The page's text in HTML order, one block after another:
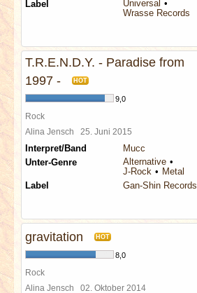
Label
Universal
Wrasse Records
T.R.E.N.D.Y. - Paradise from
1997 -
HOT
9,0
Rock
Alina Jensch 25. Juni 2015
Interpret/Band
Mucc
Unter-Genre
Alternative
J-Rock
Metal
Label
Gan-Shin Records
gravitation HOT
8,0
Rock
Alina Jensch 02. Oktober 2014